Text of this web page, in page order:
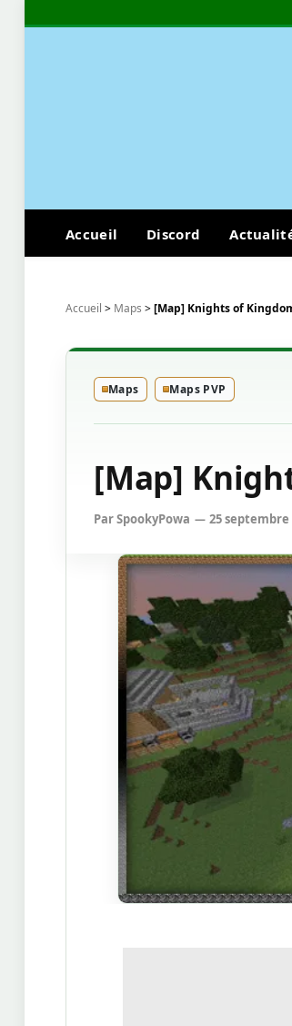
Accueil Discord
Accueil > Maps >[Map] Knights of
Maps Maps PVP
[Map]
ParSpookyPowa 25 septembre